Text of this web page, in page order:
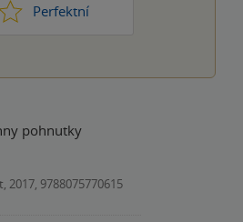
Perfektní
pohnutky
2017, 9788075770615